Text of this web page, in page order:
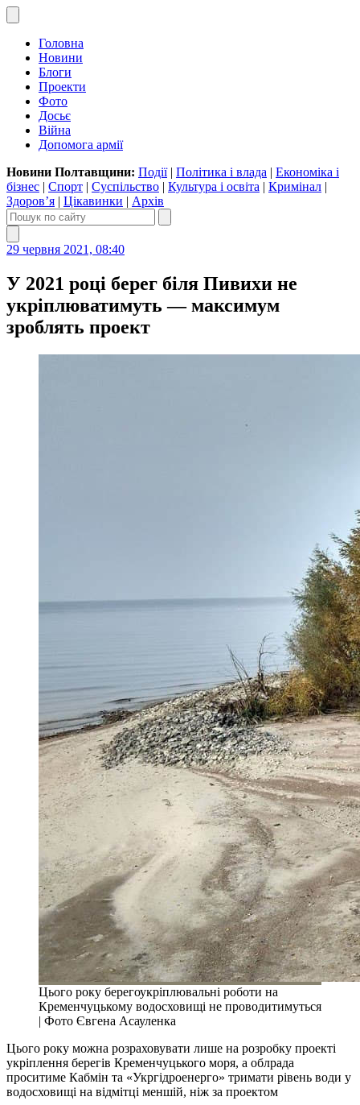
Головна
Новини
Блоги
Проекти
Фото
Досьє
Війна
Допомога армії
Новини Полтавщини: Події| Політика і влада | Економіка і
бізнес | Спорт | Суспільство | Культура і освіта | Кримінал |
Здоров’я | Цікавинки | Архів
29 червня 2021, 08:40
У 2021 році берег біля Пивихи не
укріплюватимуть — максимум
зроблять проект
Цього року берегоукріплювальні роботи на
Кременчуцькому водосховищі не проводитимуться
| Фото Євгена Асауленка
Цього року можна розраховувати лише на розробку проекті
укріплення берегів Кременчуцького моря, а облрада
проситиме Кабмін та «Укргідроенерго» тримати рівень води у
водосховищі на відмітці меншій, ніж за проектом